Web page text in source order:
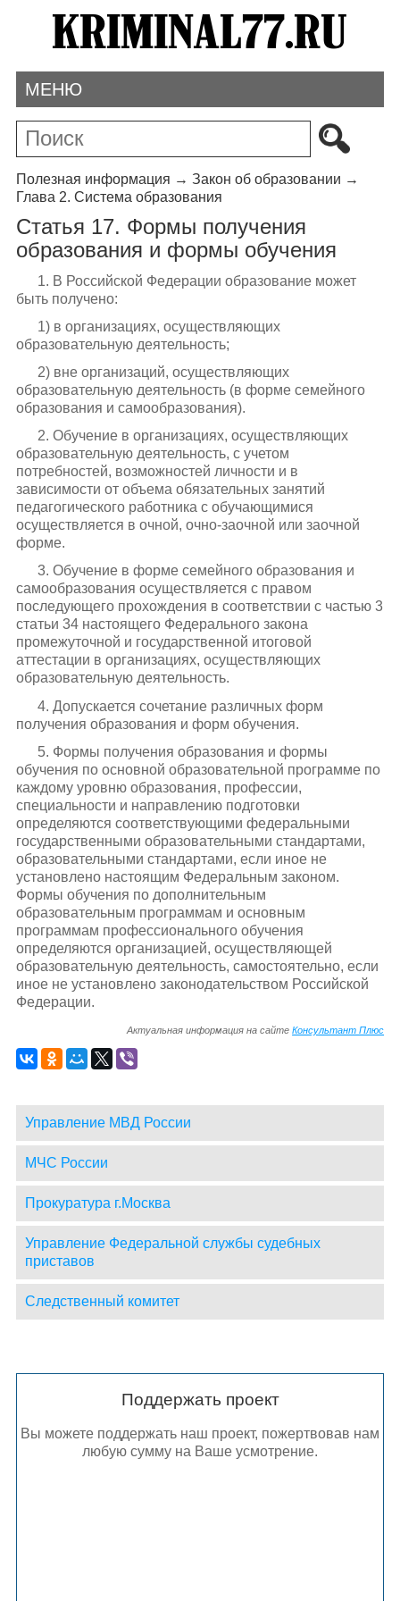
МЕНЮ
Полезная информация → Закон об образовании →
Глава 2. Система образования
Статья 17. Формы получения
образования и формы обучения
1. В Российской Федерации образование может
быть получено:
1) в организациях, осуществляющих
образовательную деятельность;
2) вне организаций, осуществляющих
образовательную деятельность (в форме семейного
образования и самообразования).
2. Обучение в организациях, осуществляющих
образовательную деятельность, с учетом
потребностей, возможностей личности и в
зависимости от объема обязательных занятий
педагогического работника с обучающимися
осуществляется в очной, очно-заочной или заочной
форме.
3. Обучение в форме семейного образования и
самообразования осуществляется с правом
последующего прохождения в соответствии с частью 3
статьи 34 настоящего Федерального закона
промежуточной и государственной итоговой
аттестации в организациях, осуществляющих
образовательную деятельность.
4. Допускается сочетание различных форм
получения образования и форм обучения.
5. Формы получения образования и формы
обучения по основной образовательной программе по
каждому уровню образования, профессии,
специальности и направлению подготовки
определяются соответствующими федеральными
государственными образовательными стандартами,
образовательными стандартами, если иное не
установлено настоящим Федеральным законом.
Формы обучения по дополнительным
образовательным программам и основным
программам профессионального обучения
определяются организацией, осуществляющей
образовательную деятельность, самостоятельно, если
иное не установлено законодательством Российской
Федерации.
Актуальная информация на сайтеКонсультант Плюс
Управление МВД России
МЧС России
Прокуратура г.Москва
Управление Федеральной службы судебных
приставов
Следственный комитет
Поддержать проект
Вы можете поддержать наш проект, пожертвовав нам
любую сумму на Ваше усмотрение.